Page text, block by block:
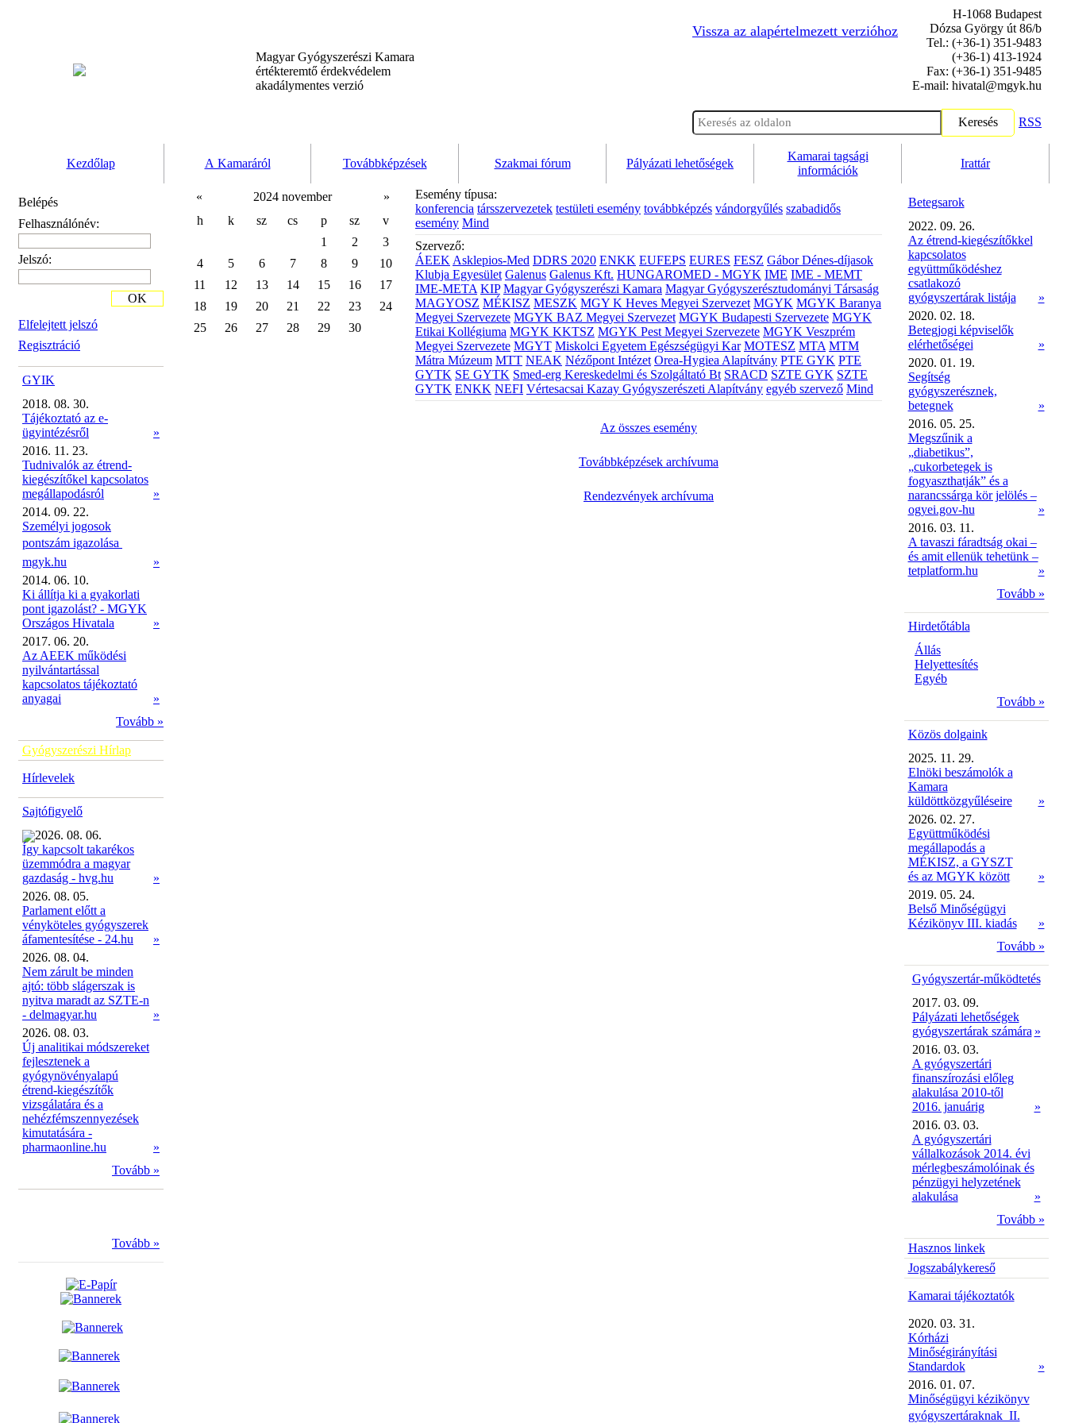
Magyar Gyógyszerészi Kamara
értékteremtő érdekvédelem
akadálymentes verzió
Vissza az alapértelmezett verzióhoz
H-1068 Budapest
Dózsa György út 86/b
Tel.: (+36-1) 351-9483
(+36-1) 413-1924
Fax: (+36-1) 351-9485
E-mail: hivatal@mgyk.hu
Keresés RSS
Kezdőlap A Kamaráról Továbbképzések Szakmai fórum Pályázati lehetőségek
Kamarai tagsági
információk
Irattár
Belépés
Felhasználónév:
Jelszó:
Elfelejtett jelszó
Regisztráció
OK
GYIK
2018. 08. 30.
Tájékoztató az e-
ügyintézésről
»
2016. 11. 23.
Tudnivalók az étrend-
kiegészítőkel kapcsolatos
megállapodásról
»
2014. 09. 22.
Személyi jogosok
pontszám igazolása 
mgyk.hu
»
2014. 06. 10.
Ki állítja ki a gyakorlati
pont igazolást? - MGYK
Országos Hivatala
»
2017. 06. 20.
Az AEEK működési
nyilvántartással
kapcsolatos tájékoztató
anyagai
»
Tovább »
Gyógyszerészi Hírlap
Hírlevelek
Sajtófigyelő
2026. 08. 06.
Így kapcsolt takarékos
üzemmódra a magyar
gazdaság - hvg.hu
»
2026. 08. 05.
Parlament előtt a
vényköteles gyógyszerek
áfamentesítése - 24.hu
»
2026. 08. 04.
Nem zárult be minden
ajtó: több slágerszak is
nyitva maradt az SZTE-n
- delmagyar.hu
»
2026. 08. 03.
Új analitikai módszereket
fejlesztenek a
gyógynövényalapú
étrend-kiegészítők
vizsgálatára és a
nehézfémszennyezések
kimutatására -
pharmaonline.hu
»
Tovább »
Tovább »
« 2024 november
»
h
k sz cs p sz
v
1
2
3
4
5 6 7 8 9
10
11
12 13 14 15 16
17
18
19 20 21 22 23
24
25
26 27 28 29 30
Esemény típusa:
konferencia társszervezetek testületi esemény továbbképzés vándorgyűlés szabadidős
esemény Mind
Szervező:
ÁEEK Asklepios-Med DDRS 2020 ENKK EUFEPS EURES FESZ Gábor Dénes-díjasok
Klubja Egyesület Galenus Galenus Kft. HUNGAROMED - MGYK IME IME - MEMT
IME-META KIP Magyar Gyógyszerészi Kamara Magyar Gyógyszerésztudományi Társaság
MAGYOSZ MÉKISZ MESZK MGY K Heves Megyei Szervezet MGYK MGYK Baranya
Megyei Szervezete MGYK BAZ Megyei Szervezet MGYK Budapesti Szervezete MGYK
Etikai Kollégiuma MGYK KKTSZ MGYK Pest Megyei Szervezete MGYK Veszprém
Megyei Szervezete MGYT Miskolci Egyetem Egészségügyi Kar MOTESZ MTA MTM
Mátra Múzeum MTT NEAK Nézőpont Intézet Orea-Hygiea Alapítvány PTE GYK PTE
GYTK SE GYTK Smed-erg Kereskedelmi és Szolgáltató Bt SRACD SZTE GYK SZTE
GYTK ENKK NEFI Vértesacsai Kazay Gyógyszerészeti Alapítvány egyéb szervező Mind
Az összes esemény
Továbbképzések archívuma
Rendezvények archívuma
Betegsarok
2022. 09. 26.
Az étrend-kiegészítőkkel
kapcsolatos
együttműködéshez
csatlakozó
gyógyszertárak listája
»
2020. 02. 18.
Betegjogi képviselők
elérhetőségei
»
2020. 01. 19.
Segítség
gyógyszerésznek,
betegnek
»
2016. 05. 25.
Megszűnik a
„diabetikus”,
„cukorbetegek is
fogyaszthatják” és a
narancssárga kör jelölés –
ogyei.gov-hu
»
2016. 03. 11.
A tavaszi fáradtság okai –
és amit ellenük tehetünk –
tetplatform.hu
»
Tovább »
Hirdetőtábla
Állás
Helyettesítés
Egyéb
Tovább »
Közös dolgaink
2025. 11. 29.
Elnöki beszámolók a
Kamara
küldöttközgyűléseire
»
2026. 02. 27.
Együttműködési
megállapodás a
MÉKISZ, a GYSZT
és az MGYK között
»
2019. 05. 24.
Belső Minőségügyi
Kézikönyv III. kiadás
»
Tovább »
Gyógyszertár-működtetés
2017. 03. 09.
Pályázati lehetőségek
gyógyszertárak számára »
2016. 03. 03.
A gyógyszertári
finanszírozási előleg
alakulása 2010-től
2016. januárig
»
2016. 03. 03.
A gyógyszertári
vállalkozások 2014. évi
mérlegbeszámolóinak és
pénzügyi helyzetének
alakulása
»
Tovább »
Hasznos linkek
Jogszabálykereső
Kamarai tájékoztatók
2020. 03. 31.
Kórházi
Minőségirányítási
Standardok
»
2016. 01. 07.
Minőségügyi kézikönyv
gyógyszertáraknak  II.